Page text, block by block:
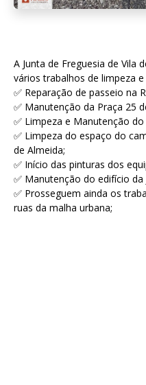
A Junta de Freguesia de Vila
vários trabalhos de limpeza
✅ Reparação de passeio na
✅ Manutenção da Praça 25
✅ Limpeza e Manutenção do
✅ Limpeza do espaço do
de Almeida;
✅ Início das pinturas dos
✅ Manutenção do edifício da
✅ Prosseguem ainda os
ruas da malha urbana;